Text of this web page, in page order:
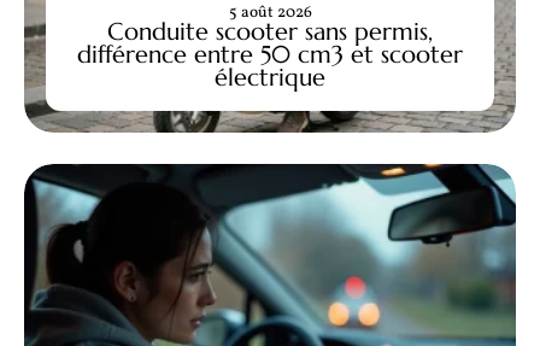
Conduite scooter sans permis,
différence entre 50 cm3 et scooter
électrique
5 août 2026